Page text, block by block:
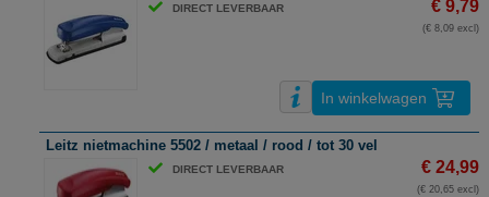
DIRECT LEVERBAAR € 9,79
(€ 8,09 excl)
In winkelwagen
Leitz nietmachine 5502 / metaal / rood / tot 30 vel
DIRECT LEVERBAAR € 24,99
(€ 20,65 excl)